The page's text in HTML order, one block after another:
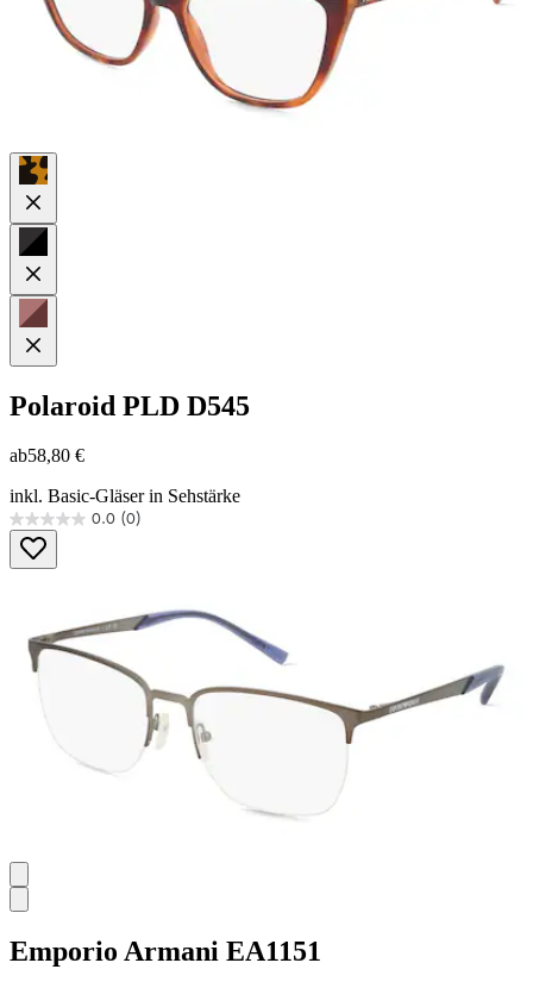
Polaroid PLD D545
ab58,80 €
inkl. Basic-Gläser in Sehstärke
0.0 (0)
0.0
von
5
Emporio Armani EA1151